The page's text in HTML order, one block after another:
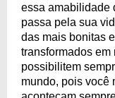
essa amabilidade
passa pela sua
das mais bonitas
transformados
possibilitem
mundo, pois você